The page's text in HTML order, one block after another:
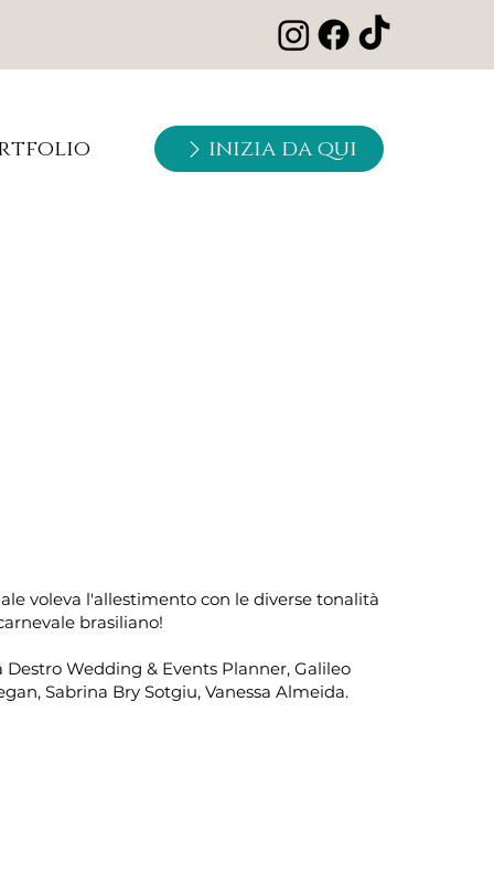
inizia da qui
voleva l'allestimento con le diverse tonalità
brasiliano!
Destro Wedding & Events Planner, Galileo
Sabrina Bry Sotgiu, Vanessa Almeida.